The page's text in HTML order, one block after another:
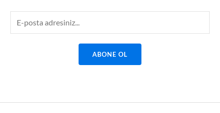
m
ABONE OL